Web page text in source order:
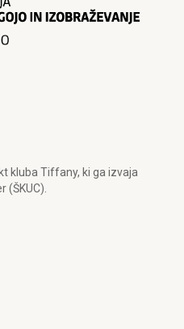
kluba Tiffany, ki ga izvaja